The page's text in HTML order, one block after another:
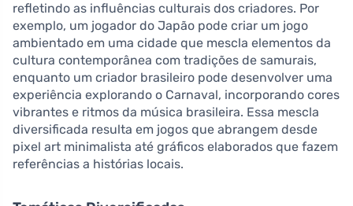
refletindo as influências culturais dos criadores. Por
exemplo, um jogador do Japão pode criar um jogo
ambientado em uma cidade que mescla elementos da
cultura contemporânea com tradições de samurais,
enquanto um criador brasileiro pode desenvolver uma
experiência explorando o Carnaval, incorporando cores
vibrantes e ritmos da música brasileira. Essa mescla
diversificada resulta em jogos que abrangem desde
pixel art minimalista até gráficos elaborados que fazem
referências a histórias locais.